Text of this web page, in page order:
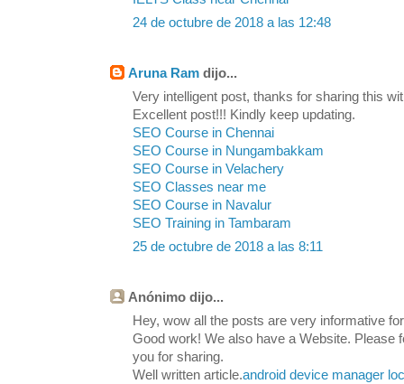
24 de octubre de 2018 a las 12:48
Aruna Ram dijo...
Very intelligent post, thanks for sharing this
Excellent post!!! Kindly keep updating.
SEO Course in Chennai
SEO Course in Nungambakkam
SEO Course in Velachery
SEO Classes near me
SEO Course in Navalur
SEO Training in Tambaram
25 de octubre de 2018 a las 8:11
Anónimo dijo...
Hey, wow all the posts are very informative
Good work! We also have a Website. Please
you for sharing.
Well written article.android device manager